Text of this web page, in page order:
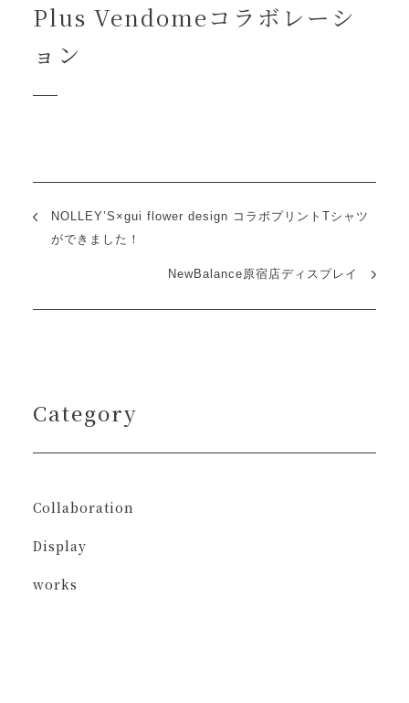
Plus Vendomeコラボレーシ
ョン
NOLLEY’S×gui flower design コラボプリントTシャツ
ができました！
NewBalance原宿店ディスプレイ
Category
Collaboration
Display
works